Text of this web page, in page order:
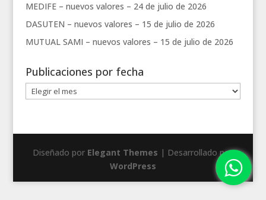
MEDIFE – nuevos valores – 24 de julio de 2026
DASUTEN – nuevos valores – 15 de julio de 2026
MUTUAL SAMI – nuevos valores – 15 de julio de 2026
Publicaciones por fecha
Publicaciones
por
Diseñado por Elegant Themes | Desarrollado por
WordPress